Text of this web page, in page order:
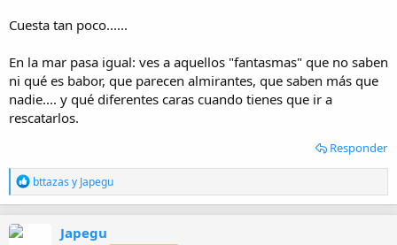
Cuesta tan poco......
En la mar pasa igual: ves a aquellos "fantasmas" que no saben
ni qué es babor, que parecen almirantes, que saben más que
nadie.... y qué diferentes caras cuando tienes que ir a
rescatarlos.
Responder
R
e
a
bttazas y Japegu
Japegu